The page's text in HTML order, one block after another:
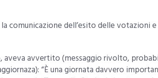
comunicazione dell’esito delle votazioni
aveva avvertito (messaggio rivolto,
“È una giornata davvero